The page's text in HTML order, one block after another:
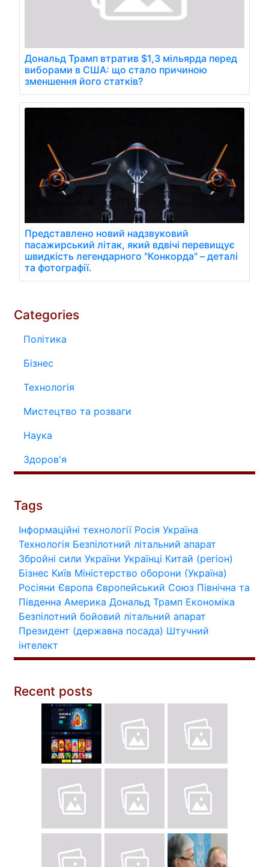
Дональд Трамп втратив $1,3 мільярда перед
виборами в США: що стало причиною
зменшення його статків?
Представлено новий надзвуковий
пасажирський літак, який вдвічі перевищує
швидкість легендарного "Конкорда" – деталі
та фотографії.
Categories
Політика
Бізнес
Технологія
Мистецтво та розваги
Наука
Здоров'я
Tags
Інформаційні технології Росія Україна
Технологія Безпілотний літальний апарат
Збройні сили України Українці Китай (регіон)
Бізнес Київ Міністерство оборони (Україна)
Росіяни Європа Європейський Союз Північна та
Південна Америка Дональд Трамп Економіка
Безпілотний бойовий літальний апарат
Президент (державна посада) Штучний
інтелект
Recent posts